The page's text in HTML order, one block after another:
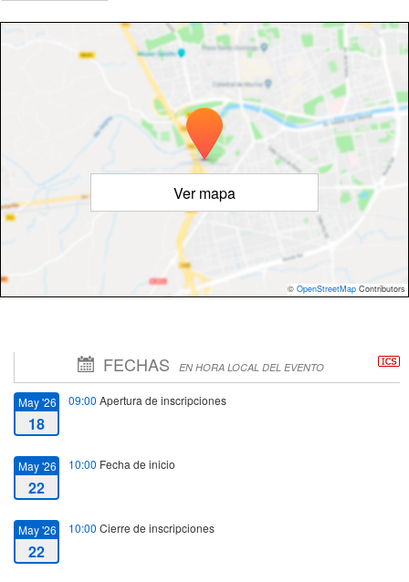
Ver mapa
© OpenStreetMap Contributors
FECHAS EN HORA LOCAL DEL EVENTO
May '26
18
09:00 Apertura de inscripciones
May '26
22
10:00 Fecha de inicio
May '26
22
10:00 Cierre de inscripciones